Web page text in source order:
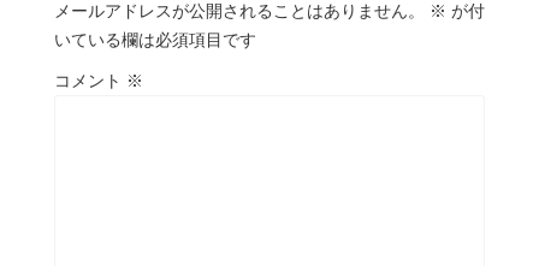
メールアドレスが公開されることはありません。 ※ が付
いている欄は必須項目です
コメント ※